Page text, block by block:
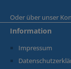
Oder über unser
Information
Impressum